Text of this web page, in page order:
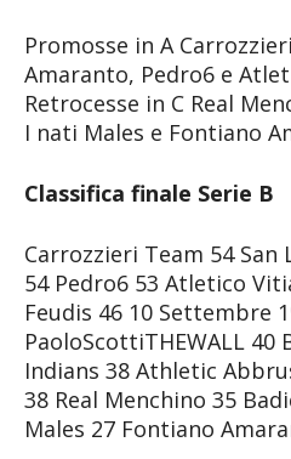
Promosse in A
Amaranto, Pedro6 e
Retrocesse in C Real
I nati Males e Fontiano
Classifica finale Serie B
Carrozzieri Team 54
54 Pedro6 53 Atletico
Feudis 46 10 Settembre
PaoloScottiTHEWALL 40
Indians 38 Athletic
38 Real Menchino 35
Males 27 Fontiano